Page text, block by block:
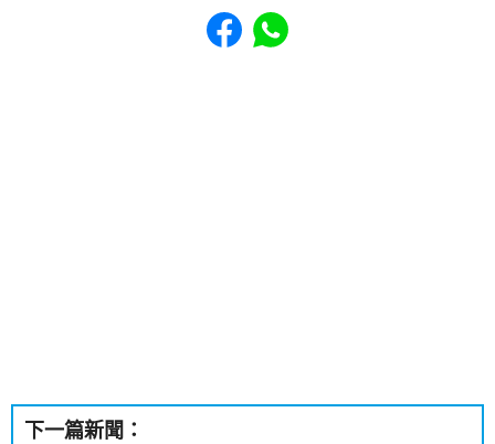
Share to Facebook
Share to WhatsApp
下一篇新聞：